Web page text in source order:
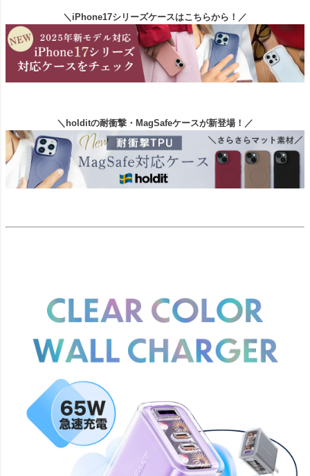
＼iPhone17シリーズケースはこちらから！／
＼holditの耐衝撃・MagSafeケースが新登場！／